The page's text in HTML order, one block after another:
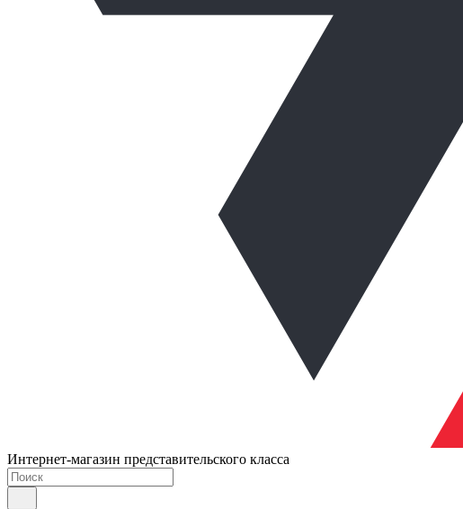
Интернет-магазин представительского класса